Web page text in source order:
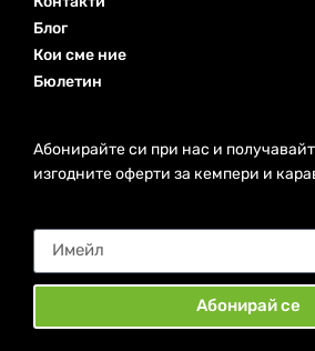
Блог
Кои сме ние
Бюлетин
Абонирайте си при нас и
изгодните оферти за кемпери и
Абонирай се